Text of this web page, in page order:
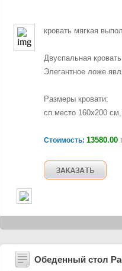
кровать мягкая
Двуспальная
Элегантное ложе
Размеры кровати:
сп.место 160х200
Стоимость: 13580.00
Обеденный стол